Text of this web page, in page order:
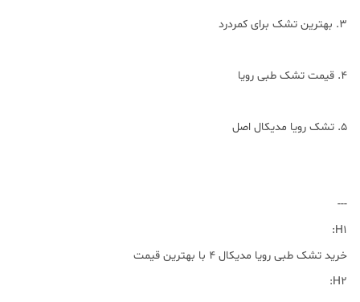
3. بهترین تشک برای کمردرد
4. قیمت تشک طبی رویا
5. تشک رویا مدیکال اصل
---
H1:
خرید تشک طبی رویا مدیکال 4 با بهترین قیمت
H2: